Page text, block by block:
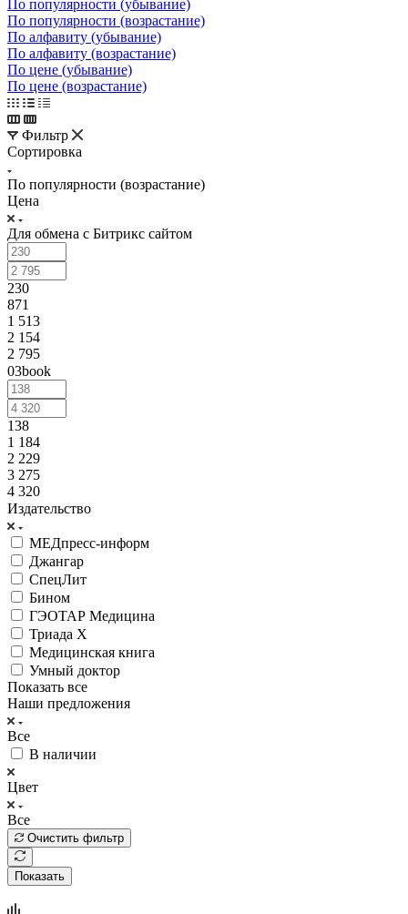
По популярности (убывание)
По популярности (возрастание)
По алфавиту (убывание)
По алфавиту (возрастание)
По цене (убывание)
По цене (возрастание)
Фильтр
Сортировка
По популярности (возрастание)
Цена
Для обмена с Битрикс сайтом
230
871
1 513
2 154
2 795
03book
138
1 184
2 229
3 275
4 320
Издательство
МЕДпресс-информ
Джангар
СпецЛит
Бином
ГЭОТАР Медицина
Триада Х
Медицинская книга
Умный доктор
Показать все
Наши предложения
Все
В наличии
Цвет
Все
Очистить фильтр
Показать